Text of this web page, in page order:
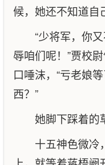
候，她还不知道自
“少将军，你
辱咱们呢！”贾校
口唾沫，“亏老娘
西？”
她脚下踩着的
十五神色微冷